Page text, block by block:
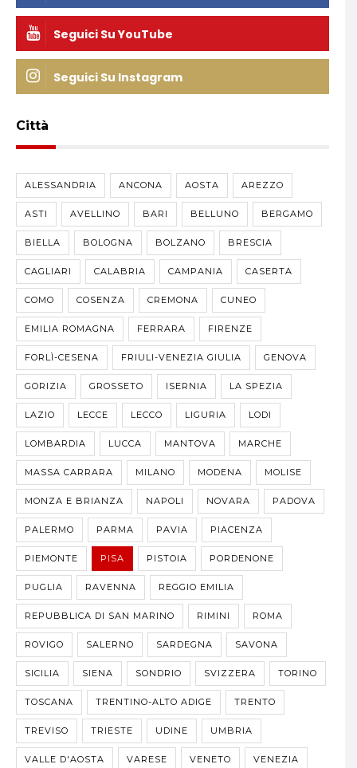
Seguici Su YouTube
Seguici Su Instagram
Città
ALESSANDRIA ANCONA AOSTA AREZZO
ASTI AVELLINO BARI BELLUNO BERGAMO
BIELLA BOLOGNA BOLZANO BRESCIA
CAGLIARI CALABRIA CAMPANIA CASERTA
COMO COSENZA CREMONA CUNEO
EMILIA ROMAGNA FERRARA FIRENZE
FORLÌ-CESENA FRIULI-VENEZIA GIULIA GENOVA
GORIZIA GROSSETO ISERNIA LA SPEZIA
LAZIO LECCE LECCO LIGURIA LODI
LOMBARDIA LUCCA MANTOVA MARCHE
MASSA CARRARA MILANO MODENA MOLISE
MONZA E BRIANZA NAPOLI NOVARA PADOVA
PALERMO PARMA PAVIA PIACENZA
PIEMONTE PISA PISTOIA PORDENONE
PUGLIA RAVENNA REGGIO EMILIA
REPUBBLICA DI SAN MARINO RIMINI ROMA
ROVIGO SALERNO SARDEGNA SAVONA
SICILIA SIENA SONDRIO SVIZZERA TORINO
TOSCANA TRENTINO-ALTO ADIGE TRENTO
TREVISO TRIESTE UDINE UMBRIA
VALLE D'AOSTA VARESE VENETO VENEZIA